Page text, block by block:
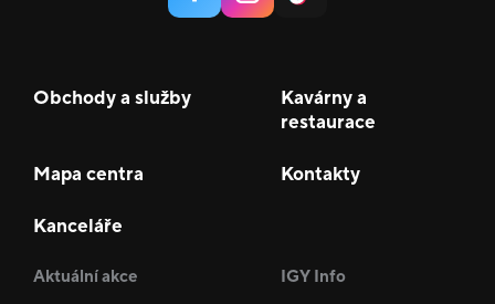
Obchody a služby
Kavárny a
restaurace
Mapa centra Kontakty
Kanceláře
Aktuální akce IGY Info